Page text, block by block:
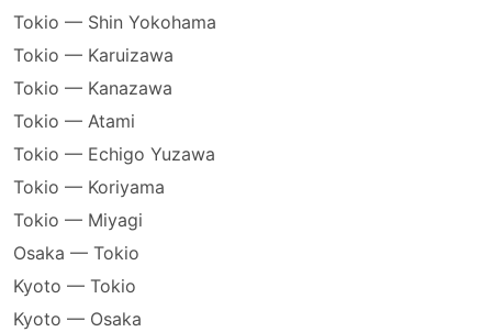
Tokio — Shin Yokohama
Tokio — Karuizawa
Tokio — Kanazawa
Tokio — Atami
Tokio — Echigo Yuzawa
Tokio — Koriyama
Tokio — Miyagi
Osaka — Tokio
Kyoto — Tokio
Kyoto — Osaka